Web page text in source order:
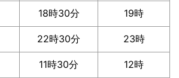
18時30分 19時
22時30分 23時
11時30分 12時